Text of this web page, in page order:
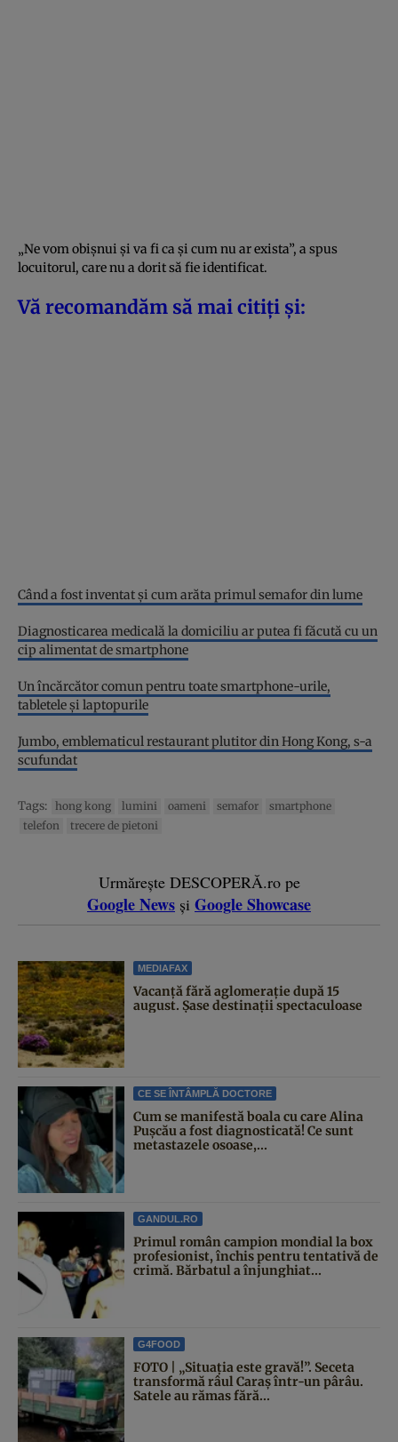
„Ne vom obișnui și va fi ca și cum nu ar exista”, a spus
locuitorul, care nu a dorit să fie identificat.
Vă recomandăm să mai citiți și:
Când a fost inventat şi cum arăta primul semafor din lume
Diagnosticarea medicală la domiciliu ar putea fi făcută cu un
cip alimentat de smartphone
Un încărcător comun pentru toate smartphone-urile,
tabletele și laptopurile
Jumbo, emblematicul restaurant plutitor din Hong Kong, s-a
scufundat
Tags: hong kong lumini oameni semafor
smartphone
telefon
trecere de pietoni
Urmărește DESCOPERĂ.ro pe
Google News și Google Showcase
MEDIAFAX
Vacanță fără aglomerație după 15
august. Șase destinații spectaculoase
CE SE ÎNTÂMPLĂ DOCTORE
Cum se manifestă boala cu care Alina
Pușcău a fost diagnosticată! Ce sunt
metastazele osoase,...
GANDUL.RO
Primul român campion mondial la box
profesionist, închis pentru tentativă de
crimă. Bărbatul a înjunghiat...
G4FOOD
FOTO | „Situația este gravă!”. Seceta
transformă râul Caraș într-un pârâu.
Satele au rămas fără...